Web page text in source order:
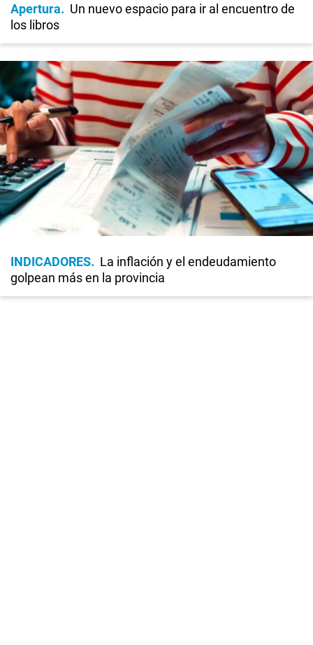
Apertura
Un nuevo espacio para ir al encuentro de
los libros
INDICADORES
La inflación y el endeudamiento
golpean más en la provincia